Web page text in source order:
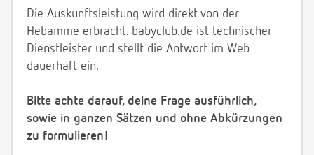
Die Auskunftsleistung wird direkt von der
Hebamme erbracht. babyclub.de ist technischer
Dienstleister und stellt die Antwort im Web
dauerhaft ein.
Bitte achte darauf, deine Frage ausführlich,
sowie in ganzen Sätzen und ohne Abkürzungen
zu formulieren!